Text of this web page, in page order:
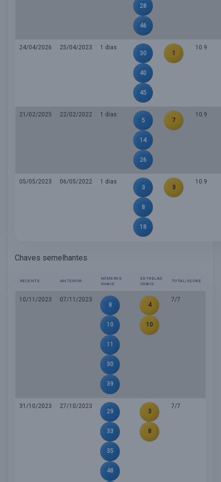
28
46
24/04/2026 25/04/2023
1 dias
30
40
45
1
10.9
21/02/2025 22/02/2022
1 dias
5
14
26
7
10.9
05/05/2023 06/05/2022
1 dias
3
8
18
3
10.9
Chaves semelhantes
RECENTE ANTERIOR
NÚMEROS
IGUAIS
ESTRELAS
IGUAIS
TOTAL/SCORE
10/11/2023
07/11/2023
8
10
11
30
39
4
10
7/7
31/10/2023
27/10/2023
29
33
35
48
3
8
7/7